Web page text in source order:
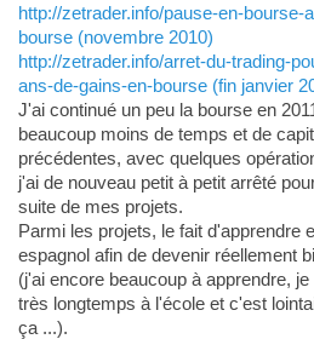
http://zetrader.info/pause-en-
bourse (novembre 2010)
http://zetrader.info/arret-du-trading-
ans-de-gains-en-bourse (fin janvier
J'ai continué un peu la bourse en
beaucoup moins de temps et de
précédentes, avec quelques
j'ai de nouveau petit à petit arrêté
suite de mes projets.
Parmi les projets, le fait d'apprendre
espagnol afin de devenir réellement
(j'ai encore beaucoup à apprendre,
très longtemps à l'école et c'est
ça ...).